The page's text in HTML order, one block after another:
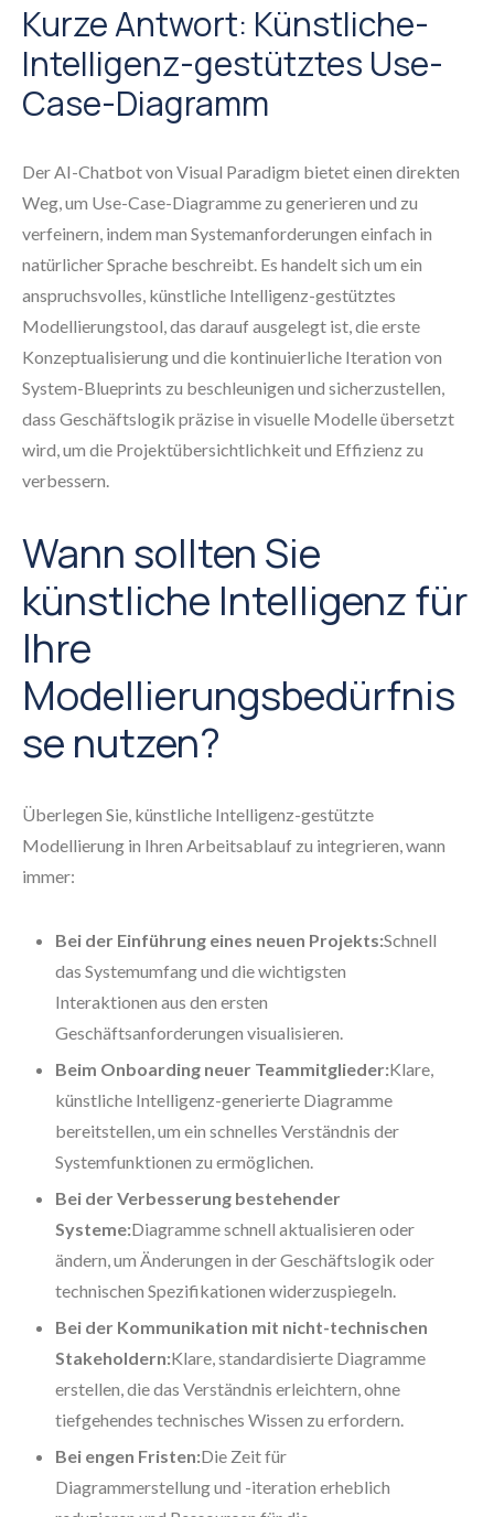
Kurze Antwort: Künstliche-
Intelligenz-gestütztes Use-
Case-Diagramm
Der AI-Chatbot von Visual Paradigm bietet einen direkten
Weg, um Use-Case-Diagramme zu generieren und zu
verfeinern, indem man Systemanforderungen einfach in
natürlicher Sprache beschreibt. Es handelt sich um ein
anspruchsvolles, künstliche Intelligenz-gestütztes
Modellierungstool, das darauf ausgelegt ist, die erste
Konzeptualisierung und die kontinuierliche Iteration von
System-Blueprints zu beschleunigen und sicherzustellen,
dass Geschäftslogik präzise in visuelle Modelle übersetzt
wird, um die Projektübersichtlichkeit und Effizienz zu
verbessern.
Wann sollten Sie
künstliche Intelligenz für
Ihre
Modellierungsbedürfnis
se nutzen?
Überlegen Sie, künstliche Intelligenz-gestützte
Modellierung in Ihren Arbeitsablauf zu integrieren, wann
immer:
Bei der Einführung eines neuen Projekts:Schnell
das Systemumfang und die wichtigsten
Interaktionen aus den ersten
Geschäftsanforderungen visualisieren.
Beim Onboarding neuer Teammitglieder:Klare,
künstliche Intelligenz-generierte Diagramme
bereitstellen, um ein schnelles Verständnis der
Systemfunktionen zu ermöglichen.
Bei der Verbesserung bestehender
Systeme:Diagramme schnell aktualisieren oder
ändern, um Änderungen in der Geschäftslogik oder
technischen Spezifikationen widerzuspiegeln.
Bei der Kommunikation mit nicht-technischen
Stakeholdern:Klare, standardisierte Diagramme
erstellen, die das Verständnis erleichtern, ohne
tiefgehendes technisches Wissen zu erfordern.
Bei engen Fristen:Die Zeit für
Diagrammerstellung und -iteration erheblich